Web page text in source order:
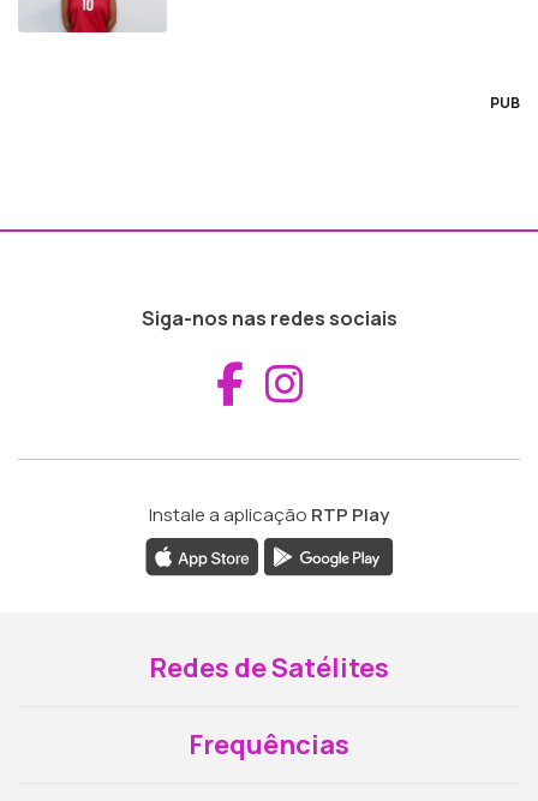
PUB
Siga-nos nas redes sociais
Aceder ao
Instale a aplicação RTP Play
Redes de Satélites
Frequências